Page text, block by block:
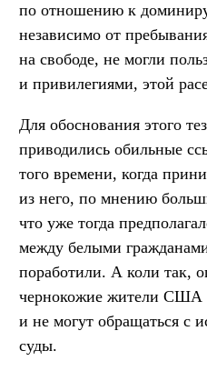
по отношению к
независимо от
на свободе, не могли
и привилегиями, этой
Для обоснования этого
приводились обильные
того времени, когда
из него, по мнению
что уже тогда
между белыми
поработили. А коли так,
чернокожие жители США
и не могут обращаться с
суды.